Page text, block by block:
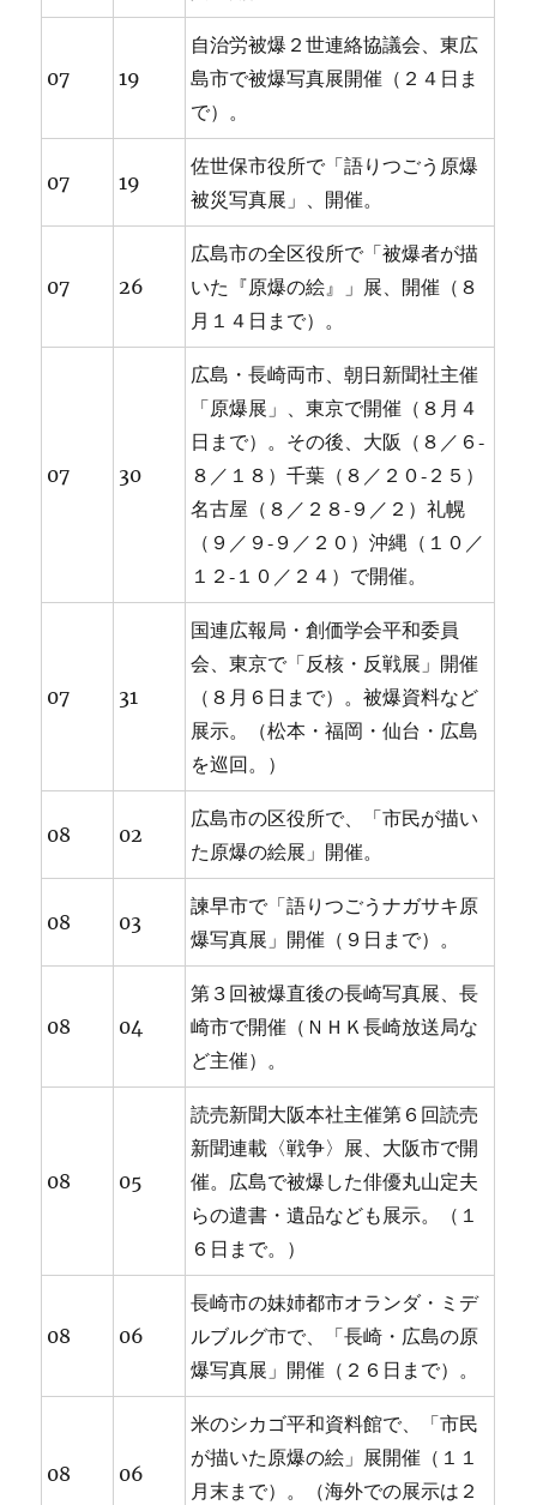
07 19
自治労被爆２世連絡協議会、東広
島市で被爆写真展開催（２４日ま
で）。
07 19
佐世保市役所で「語りつごう原爆
被災写真展」、開催。
07 26
広島市の全区役所で「被爆者が描
いた『原爆の絵』」展、開催（８
月１４日まで）。
07 30
広島・長崎両市、朝日新聞社主催
「原爆展」、東京で開催（８月４
日まで）。その後、大阪（８／６‐
８／１８）千葉（８／２０‐２５）
名古屋（８／２８‐９／２）礼幌
（９／９‐９／２０）沖縄（１０／
１２‐１０／２４）で開催。
07 31
国連広報局・創価学会平和委員
会、東京で「反核・反戦展」開催
（８月６日まで）。被爆資料など
展示。（松本・福岡・仙台・広島
を巡回。）
08 02
広島市の区役所で、「市民が描い
た原爆の絵展」開催。
08 03
諫早市で「語りつごうナガサキ原
爆写真展」開催（９日まで）。
08 04
第３回被爆直後の長崎写真展、長
崎市で開催（ＮＨＫ長崎放送局な
ど主催）。
08 05
読売新聞大阪本社主催第６回読売
新聞連載〈戦争〉展、大阪市で開
催。広島で被爆した俳優丸山定夫
らの遣書・遺品なども展示。（１
６日まで。）
08 06
長崎市の妹姉都市オランダ・ミデ
ルブルグ市で、「長崎・広島の原
爆写真展」開催（２６日まで）。
08 06
米のシカゴ平和資料館で、「市民
が描いた原爆の絵」展開催（１１
月末まで）。（海外での展示は２